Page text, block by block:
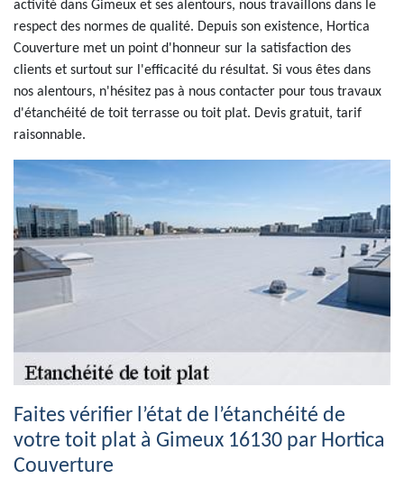
activité dans Gimeux et ses alentours, nous travaillons dans le
respect des normes de qualité. Depuis son existence, Hortica
Couverture met un point d'honneur sur la satisfaction des
clients et surtout sur l'efficacité du résultat. Si vous êtes dans
nos alentours, n'hésitez pas à nous contacter pour tous travaux
d'étanchéité de toit terrasse ou toit plat. Devis gratuit, tarif
raisonnable.
Faites vérifier l’état de l’étanchéité de
votre toit plat à Gimeux 16130 par Hortica
Couverture